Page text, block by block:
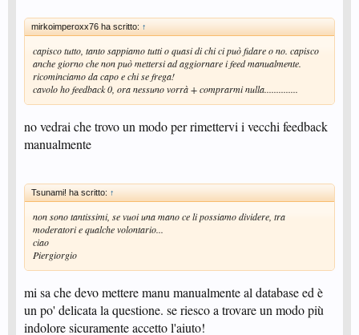
mirkoimperoxx76 ha scritto: ↑
capisco tutto, tanto sappiamo tutti o quasi di chi ci può fidare o no. capisco
anche giorno che non può mettersi ad aggiornare i feed manualmente.
ricominciamo da capo e chi se frega!
cavolo ho feedback 0, ora nessuno vorrà + comprarmi nulla..............
no vedrai che trovo un modo per rimettervi i vecchi feedback
manualmente
Tsunami! ha scritto: ↑
non sono tantissimi, se vuoi una mano ce li possiamo dividere, tra
moderatori e qualche volontario...
ciao
Piergiorgio
mi sa che devo mettere manu manualmente al database ed è
un po' delicata la questione. se riesco a trovare un modo più
indolore sicuramente accetto l'aiuto!